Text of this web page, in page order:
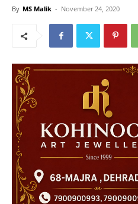
By MS Malik - November 24, 2020